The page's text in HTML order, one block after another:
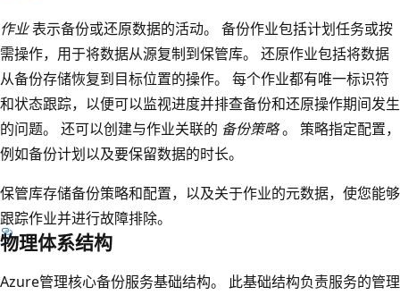
作业表示备份或还原数据的活动。 备份作业包括计划任务或按
需操作，用于将数据从源复制到保管库。 还原作业包括将数据
从备份存储恢复到目标位置的操作。 每个作业都有唯一标识符
和状态跟踪，以便可以监视进度并排查备份和还原操作期间发生
的问题。 还可以创建与作业关联的 备份策略。 策略指定配置，
例如备份计划以及要保留数据的时长。
保管库存储备份策略和配置，以及关于作业的元数据，使您能够
跟踪作业并进行故障排除。
物理体系结构
Azure管理核心备份服务基础结构。 此基础结构负责服务的管理